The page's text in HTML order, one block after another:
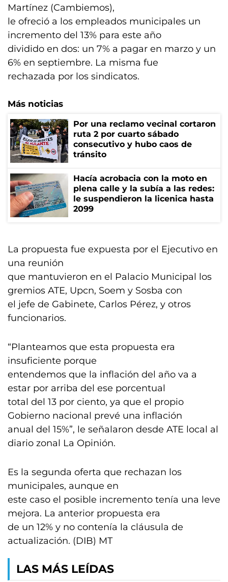
Martínez (Cambiemos),
le ofreció a los empleados municipales un
incremento del 13% para este año
dividido en dos: un 7% a pagar en marzo y un
6% en septiembre. La misma fue
rechazada por los sindicatos.
Más noticias
Por una reclamo vecinal cortaron
ruta 2 por cuarto sábado
consecutivo y hubo caos de
tránsito
Hacía acrobacia con la moto en
plena calle y la subía a las redes:
le suspendieron la licenica hasta
2099
La propuesta fue expuesta por el Ejecutivo en
una reunión
que mantuvieron en el Palacio Municipal los
gremios ATE, Upcn, Soem y Sosba con
el jefe de Gabinete, Carlos Pérez, y otros
funcionarios.
“Planteamos que esta propuesta era
insuficiente porque
entendemos que la inflación del año va a
estar por arriba del ese porcentual
total del 13 por ciento, ya que el propio
Gobierno nacional prevé una inflación
anual del 15%”, le señalaron desde ATE local al
diario zonal La Opinión.
Es la segunda oferta que rechazan los
municipales, aunque en
este caso el posible incremento tenía una leve
mejora. La anterior propuesta era
de un 12% y no contenía la cláusula de
actualización. (DIB) MT
LAS MÁS LEÍDAS